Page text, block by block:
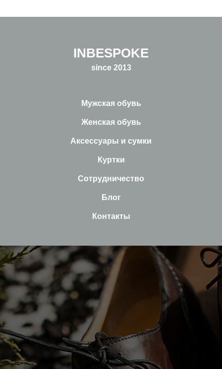
INBESPOKE
since 2013
Мужская обувь
Женская обувь
Аксессуары и сумки
Куртки
Сотрудничество
Блог
Контакты